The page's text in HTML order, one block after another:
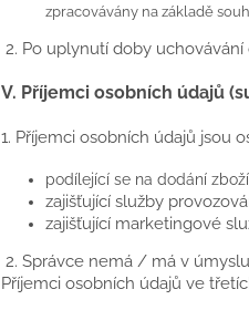
zpracovávány na základě
2. Po uplynutí doby
V. Příjemci osobních údajů
1. Příjemci osobních údajů jsou
podílející se na dodání
zajišťující služby
zajišťující marketingové
2. Správce nemá / má v
Příjemci osobních údajů ve